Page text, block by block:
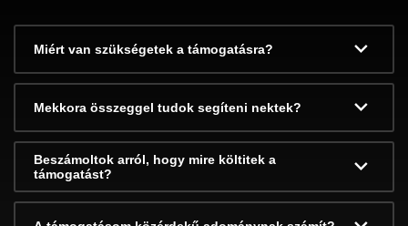
Miért van szükségetek a támogatásra?
Mekkora összeggel tudok segíteni nektek?
Beszámoltok arról, hogy mire költitek a
támogatást?